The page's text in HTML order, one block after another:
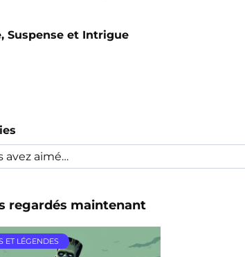
Suspense et Intrigue
regardés maintenant
ET LÉGENDES